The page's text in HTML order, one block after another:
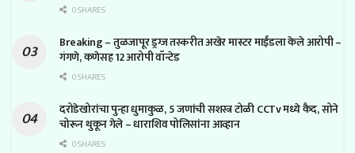
0 SHARES
Breaking – तुळजापूर ड्रग्ज तस्करीत अखेर मास्टर माईंडला केले आरोपी –
गंगणे, कणेसह 12 आरोपी वॉन्टेड
0 SHARES
दरोडेखोरांचा पुन्हा धुमाकुळ, 5 जणांची सशस्त्र टोळी CCTv मध्ये कैद, सोने
चोरून थुकून गेले – धाराशिव पोलिसांना आव्हान
0 SHARES